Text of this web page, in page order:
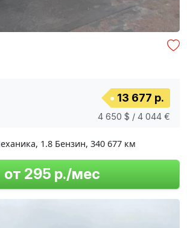
13 677 р.
4 650 $ / 4 044 €
, 1.8 Бензин, 340 677 км
от 295 р./мес